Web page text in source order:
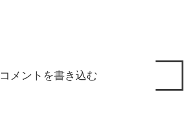
コメントを書き込む